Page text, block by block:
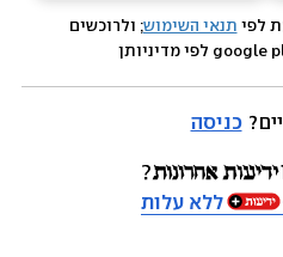
לפי תנאי השימוש; ולרוכשים
כניסה
ללא עלות